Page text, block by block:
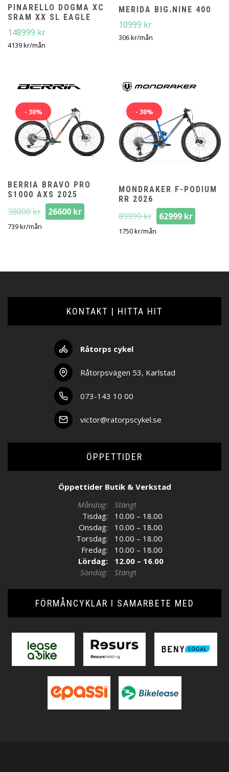
PINARELLO DOGMA XC
SRAM XX SL EAGLE
148999 kr
4139kr/mån
MERIDA BIG.NINE 400
10999 kr
306kr/mån
- 30%
BERRIA BRAVO PRO
S1000 AXS 2025
38000kr
Det
ursprungliga
26600 kr
nuvarande
739kr/mån
- 30%
MONDRAKER F-PODIUM
RR 2026
89999kr
Det
ursprungliga
62999 kr
1750kr/mån
KONTAKT | HITTA HIT
Råtorps cykel
Råtorpsvägen 53, Karlstad
073-143 10 00
victor@ratorpscykel.se
ÖPPETTIDER
Öppettider Butik & Verkstad
Måndag:
Stängt
Tisdag:
10.00 – 18.00
Onsdag:
10.00 – 18.00
Torsdag:
10.00 – 18.00
Fredag:
10.00 – 18.00
Lördag:
12.00 – 16.00
Söndag:
Stängt
FÖRMÅNCYKLAR I SAMARBETE MED